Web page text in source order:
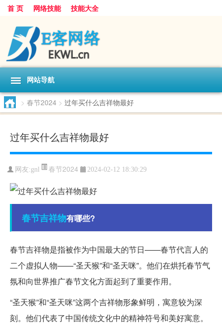
首 页 网络技能 技能大全
网站导航
> 春节2024 > 过年买什么吉祥物最好
过年买什么吉祥物最好
网友:gnl 春节2024 2024-02-12 18:30:29
春节吉祥物有哪些?
春节吉祥物是指被作为中国最大的节日——春节代言人的
二个虚拟人物——“圣天猴”和“圣天咪”。他们在烘托春节气
氛和向世界推广春节文化方面起到了重要作用。
“圣天猴”和“圣天咪”这两个吉祥物形象鲜明，寓意较为深
刻。他们代表了中国传统文化中的精神符号和美好寓意。